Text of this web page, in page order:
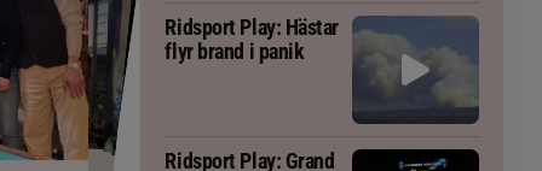
Ridsport Play: Hästar
flyr brand i panik
Ridsport Play: Grand